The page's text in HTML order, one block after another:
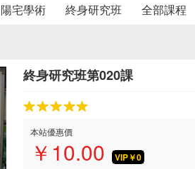
陽宅學術 終身研究班 全部課程
終身研究班第020課
本站優惠價
￥ 10.00 VIP￥0